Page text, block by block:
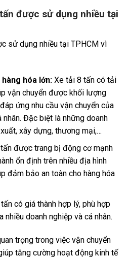
được sử dụng nhiều tại
sử dụng nhiều tại TPHCM vì
hóa lớn:Xe tải 8 tấn có tải
vận chuyển được khối lượng
ứng nhu cầu vận chuyển của
nhân. Đặc biệt là những doanh
xây dựng, thương mại,…
được trang bị động cơ mạnh
ổn định trên nhiều địa hình
đảm bảo an toàn cho hàng hóa
có giá thành hợp lý, phù hợp
doanh nghiệp và cá nhân.
trọng trong việc vận chuyển
tăng cường hoạt động kinh tế